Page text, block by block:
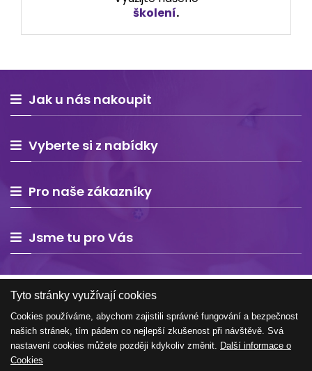
školení.
Jak u nás nakoupit
Vyberte si z nabídky
Pro naše zákazníky
Jsme tu pro Vás
Copyright © 2026 Estelle Europe s.r.o. – všechna práva
Tyto stránky využívají cookies
Cookies používáme, abychom zajistili správné fungování a bezpečnost
našich stránek, tím pádem co nejlepší zkušenost při návštěvě. Svá
nastavení cookies můžete později kdykoliv změnit. Další informace o
Cookies